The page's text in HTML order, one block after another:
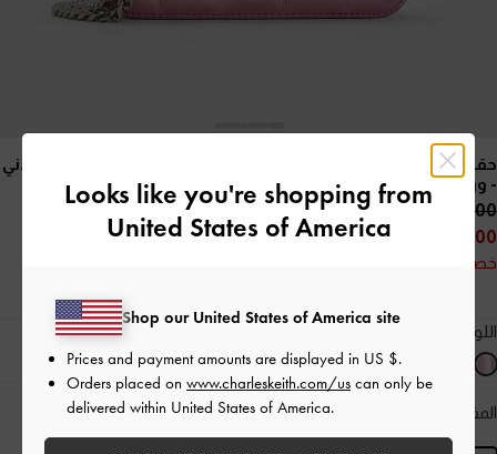
حقيبة مبطنة بنمط مربعات ومقبض على شكل سلسلة ولون معدني
- وردي
45.00 OMR
30.00 OMR
خصم 33%
اللون:
المقاس: المنتج غير متوفر حاليًا دليل المقاسات
Looks like you're shopping from
United States of America
Shop our United States of America site
Prices and payment amounts are displayed in US $.
Orders placed on www.charleskeith.com/us can only be
delivered within United States of America.